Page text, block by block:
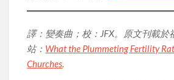
譯：變奏曲；校：JFX。原文刊載於
站： What the Plummeting Fertility
Churches.